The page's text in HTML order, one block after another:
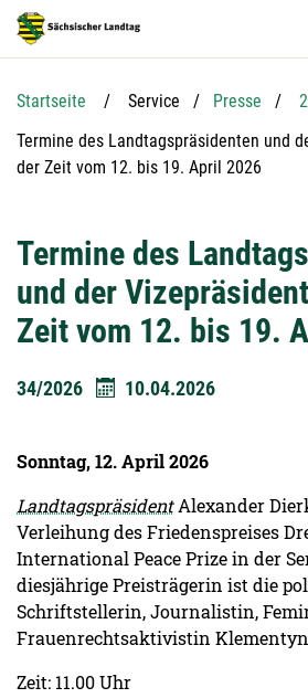
Hauptnavigation
Hauptinhalt
Service
Startseite Service Presse
Aktuelle Seite:
Termine des Landtagspräsidenten und
der Zeit vom 12. bis 19. April 2026
Termine des
und der
Zeit vom 12. bis 19.
34/2026 10.04.2026
Sonntag, 12. April 2026
LandtagspräsidentAlexander
Verleihung des Friedenspreises
International Peace Prize in der
diesjährige Preisträgerin ist die
Schriftstellerin, Journalistin,
Frauenrechtsaktivistin
Zeit: 11.00 Uhr